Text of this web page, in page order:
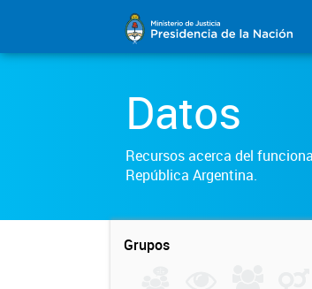
Datos
Recursos acerca del
República Argentina.
Grupos